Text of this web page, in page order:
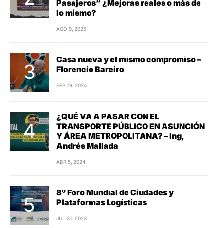
Pasajeros” ¿Mejoras reales o más de
lo mismo?
AGO 9, 2025
Casa nueva y el mismo compromiso –
Florencio Bareiro
SEP 19, 2024
¿QUÉ VA A PASAR CON EL
TRANSPORTE PÚBLICO EN ASUNCIÓN
Y ÁREA METROPOLITANA? – Ing,
Andrés Mallada
ABR 5, 2024
8º Foro Mundial de Ciudades y
Plataformas Logísticas
JUL 31, 2023